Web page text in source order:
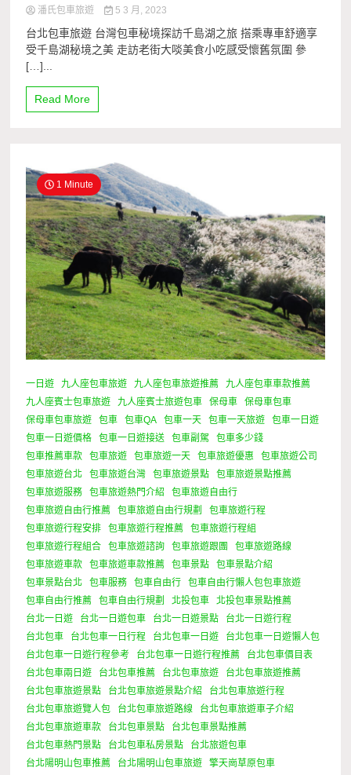
潘氏包車旅遊 5 3 月, 2023
台北包車旅遊 台灣包車秘境探訪千島湖之旅 搭乘專車舒適享
受千島湖秘境之美 走訪老街大啖美食小吃感受懷舊氛圍 參
[…]...
Read More
1 Minute
一日遊 九人座包車旅遊 九人座包車旅遊推薦
九人座包車車款推薦
九人座賓士包車旅遊
九人座賓士旅遊包車 保母車
保母車包車
保母車包車旅遊
包車 包車QA 包車一天 包車一天旅遊
包車一日遊
包車一日遊價格
包車一日遊接送 包車副駕
包車多少錢
包車推薦車款
包車旅遊 包車旅遊一天 包車旅遊優惠
包車旅遊公司
包車旅遊台北
包車旅遊台灣 包車旅遊景點
包車旅遊景點推薦
包車旅遊服務
包車旅遊熱門介紹
包車旅遊自由行
包車旅遊自由行推薦
包車旅遊自由行規劃
包車旅遊行程
包車旅遊行程安排
包車旅遊行程推薦
包車旅遊行程組
包車旅遊行程組合
包車旅遊諮詢 包車旅遊跟團
包車旅遊路線
包車旅遊車款
包車旅遊車款推薦 包車景點
包車景點介紹
包車景點台北
包車服務 包車自由行
包車自由行懶人包包車旅遊
包車自由行推薦
包車自由行規劃 北投包車
北投包車景點推薦
台北一日遊
台北一日遊包車 台北一日遊景點
台北一日遊行程
台北包車
台北包車一日行程 台北包車一日遊
台北包車一日遊懶人包
台北包車一日遊行程參考
台北包車一日遊行程推薦
台北包車價目表
台北包車兩日遊
台北包車推薦 台北包車旅遊
台北包車旅遊推薦
台北包車旅遊景點
台北包車旅遊景點介紹
台北包車旅遊行程
台北包車旅遊覽人包
台北包車旅遊路線
台北包車旅遊車子介紹
台北包車旅遊車款
台北包車景點
台北包車景點推薦
台北包車熱門景點
台北包車私房景點
台北旅遊包車
台北陽明山包車推薦
台北陽明山包車旅遊
擎天崗草原包車